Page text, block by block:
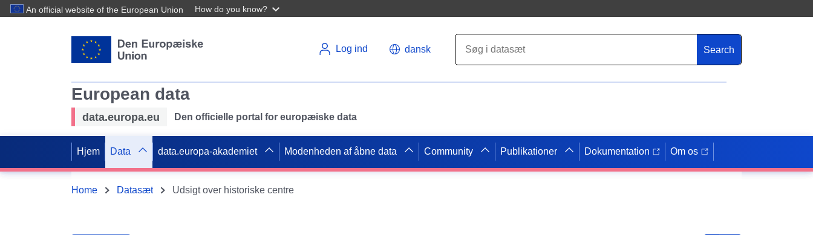
An official website of the European Union How do you know?
Log ind dansk Search
European data
data.europa.eu Den officielle portal for europæiske data
Hjem Data data.europa-akademiet Modenheden af åbne data Community Publikationer Dokumentation Om os
Home Datasæt Udsigt over historiske centre